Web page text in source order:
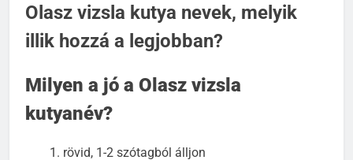
Olasz vizsla kutya nevek, melyik
illik hozzá a legjobban?
Milyen a jó a Olasz vizsla
kutyanév?
rövid, 1-2 szótagból álljon